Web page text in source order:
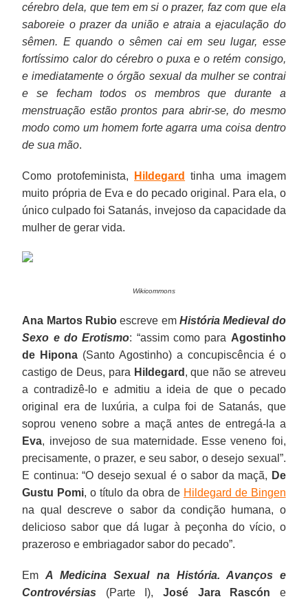
cérebro dela, que tem em si o prazer, faz com que ela
saboreie o prazer da união e atraia a ejaculação do
sêmen. E quando o sêmen cai em seu lugar, esse
fortíssimo calor do cérebro o puxa e o retém consigo,
e imediatamente o órgão sexual da mulher se contrai
e se fecham todos os membros que durante a
menstruação estão prontos para abrir-se, do mesmo
modo como um homem forte agarra uma coisa dentro
de sua mão.
Como protofeminista, Hildegard
tinha uma imagem
muito própria de Eva e do pecado original. Para ela, o
único culpado foi Satanás, invejoso da capacidade da
mulher de gerar vida.
Wikicommons
Ana Martos Rubio escreve em História Medieval do
Sexo e do Erotismo: “assim como para Agostinho
de Hipona (Santo Agostinho) a concupiscência é o
castigo de Deus, para Hildegard , que não se atreveu
a contradizê-lo e admitiu a ideia de que o pecado
original era de luxúria, a culpa foi de Satanás, que
soprou veneno sobre a maçã antes de entregá-la a
Eva, invejoso de sua maternidade. Esse veneno foi,
precisamente, o prazer, e seu sabor, o desejo sexual”.
E continua: “O desejo sexual é o sabor da maçã, De
Gustu Pomi, o título da obra de Hildegard de Bingen
na qual descreve o sabor da condição humana, o
delicioso sabor que dá lugar à peçonha do vício, o
prazeroso e embriagador sabor do pecado”.
EmA Medicina Sexual na História. Avanços e
Controvérsias (Parte I), José Jara Rascón e